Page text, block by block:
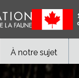
À notre sujet